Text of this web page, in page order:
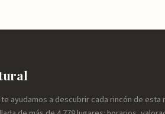
te ayudamos a descubrir cada rincón de esta